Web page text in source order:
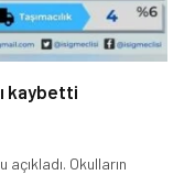
kaybetti
Okulların